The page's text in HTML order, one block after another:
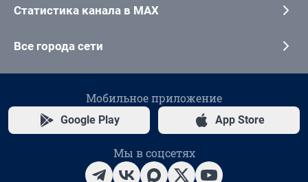
Статистика канала в MAX
Все города сети
Мобильное приложение
Google Play App Store
Мы в соцсетях